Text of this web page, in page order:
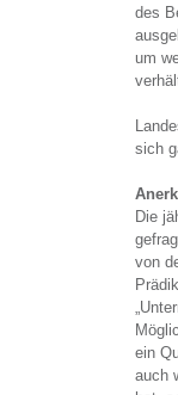
des
um
sich
Die
von
ein
auch